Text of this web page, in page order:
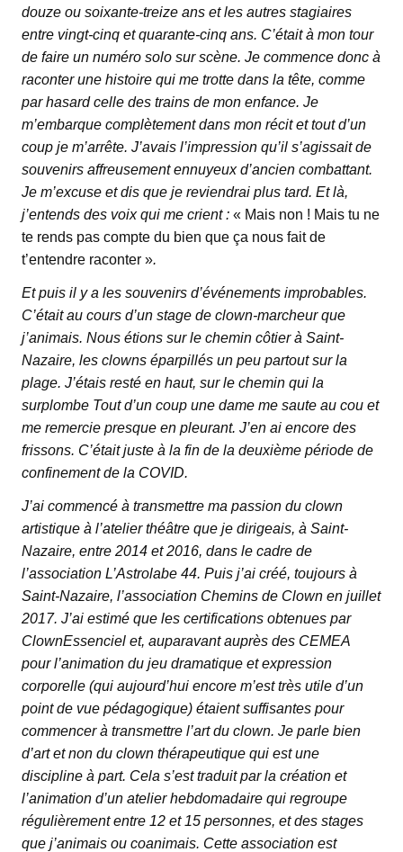
douze ou soixante-treize ans et les autres stagiaires
entre vingt-cinq et quarante-cinq ans. C’était à mon tour
de faire un numéro solo sur scène. Je commence donc à
raconter une histoire qui me trotte dans la tête, comme
par hasard celle des trains de mon enfance. Je
m’embarque complètement dans mon récit et tout d’un
coup je m’arrête. J’avais l’impression qu’il s’agissait de
souvenirs affreusement ennuyeux d’ancien combattant.
Je m’excuse et dis que je reviendrai plus tard. Et là,
j’entends des voix qui me crient : « Mais non ! Mais tu ne
te rends pas compte du bien que ça nous fait de
t’entendre raconter ».
Et puis il y a les souvenirs d’événements improbables.
C’était au cours d’un stage de clown-marcheur que
j’animais. Nous étions sur le chemin côtier à Saint-
Nazaire, les clowns éparpillés un peu partout sur la
plage. J’étais resté en haut, sur le chemin qui la
surplombe Tout d’un coup une dame me saute au cou et
me remercie presque en pleurant. J’en ai encore des
frissons. C’était juste à la fin de la deuxième période de
confinement de la COVID.
J’ai commencé à transmettre ma passion du clown
artistique à l’atelier théâtre que je dirigeais, à Saint-
Nazaire, entre 2014 et 2016, dans le cadre de
l’association L’Astrolabe 44. Puis j’ai créé, toujours à
Saint-Nazaire, l’association Chemins de Clown en juillet
2017. J’ai estimé que les certifications obtenues par
ClownEssenciel et, auparavant auprès des CEMEA
pour l’animation du jeu dramatique et expression
corporelle (qui aujourd’hui encore m’est très utile d’un
point de vue pédagogique) étaient suffisantes pour
commencer à transmettre l’art du clown. Je parle bien
d’art et non du clown thérapeutique qui est une
discipline à part. Cela s’est traduit par la création et
l’animation d’un atelier hebdomadaire qui regroupe
régulièrement entre 12 et 15 personnes, et des stages
que j’animais ou coanimais. Cette association est